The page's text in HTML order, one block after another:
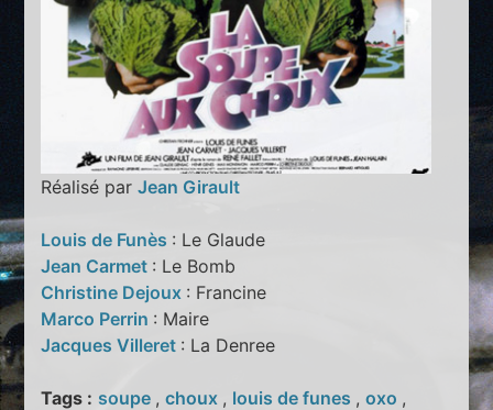
Réalisé parJean Girault
Louis de Funès : Le Glaude
Jean Carmet : Le Bomb
Christine Dejoux : Francine
Marco Perrin : Maire
Jacques Villeret : La Denree
Tags : soupe ,choux , louis de funes ,oxo ,